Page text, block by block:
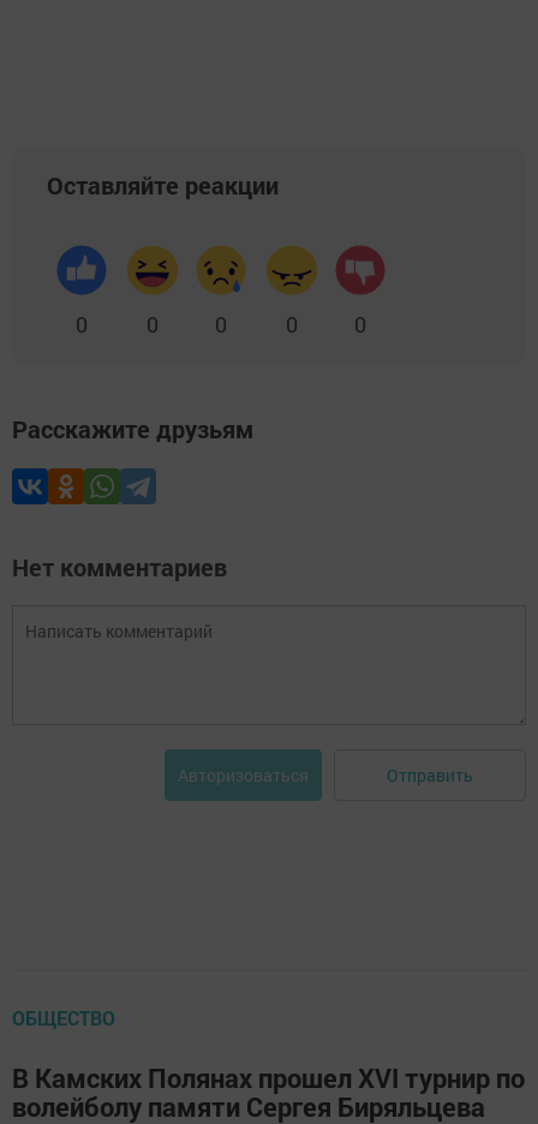
Оставляйте реакции
0 0 0 0 0
Расскажите друзьям
Нет комментариев
Авторизоваться Отправить
ОБЩЕСТВО
В Камских Полянах прошел XVI турнир по
волейболу памяти Сергея Биряльцева